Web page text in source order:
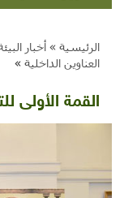
الرئيسية » أخبار
العناوين الداخلية »
القمة الأولى